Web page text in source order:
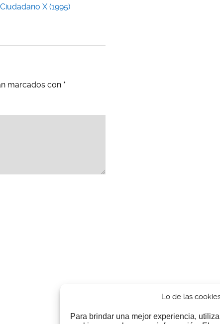
Lo de las
Para brindar una mejor experiencia,
Ciudadano X (1995)
marcados con *